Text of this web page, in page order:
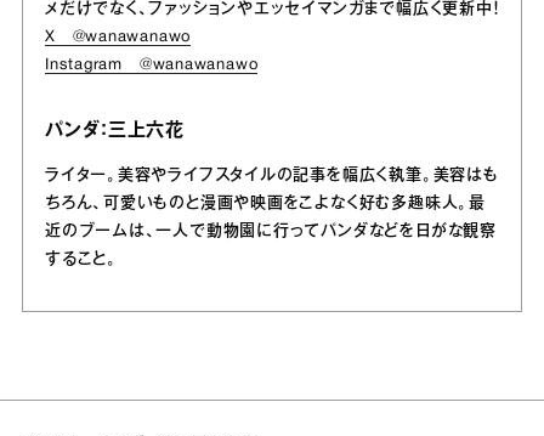
メだけでなく、ファッションやエッセイマンガまで幅広く更新中！
X @wanawanawo
Instagram @wanawanawo
パンダ：三上六花
ライター。美容やライフスタイルの記事を幅広く執筆。美容はも
ちろん、可愛いものと漫画や映画をこよなく好む多趣味人。最
近のブームは、一人で動物園に行ってパンダなどを日がな観察
すること。